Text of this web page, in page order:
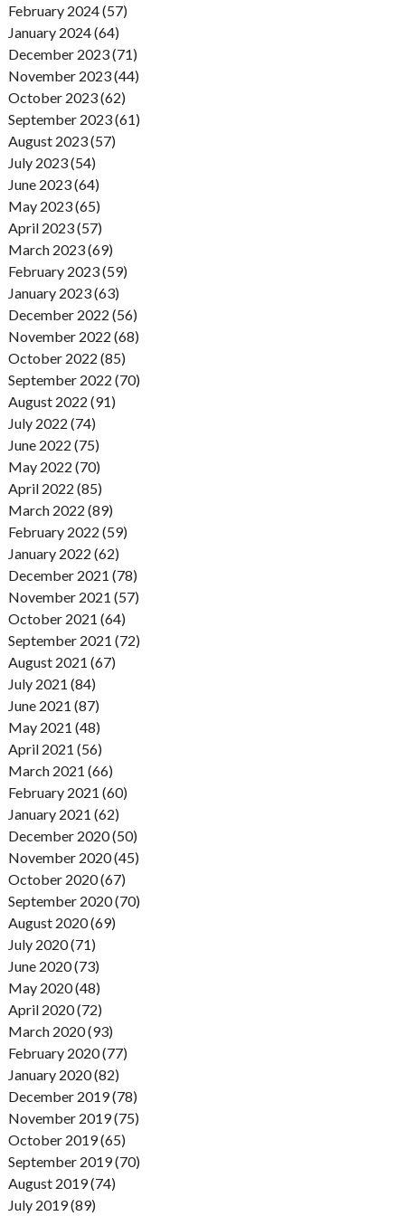
February 2024 (57)
January 2024 (64)
December 2023 (71)
November 2023 (44)
October 2023 (62)
September 2023 (61)
August 2023 (57)
July 2023 (54)
June 2023 (64)
May 2023 (65)
April 2023 (57)
March 2023 (69)
February 2023 (59)
January 2023 (63)
December 2022 (56)
November 2022 (68)
October 2022 (85)
September 2022 (70)
August 2022 (91)
July 2022 (74)
June 2022 (75)
May 2022 (70)
April 2022 (85)
March 2022 (89)
February 2022 (59)
January 2022 (62)
December 2021 (78)
November 2021 (57)
October 2021 (64)
September 2021 (72)
August 2021 (67)
July 2021 (84)
June 2021 (87)
May 2021 (48)
April 2021 (56)
March 2021 (66)
February 2021 (60)
January 2021 (62)
December 2020 (50)
November 2020 (45)
October 2020 (67)
September 2020 (70)
August 2020 (69)
July 2020 (71)
June 2020 (73)
May 2020 (48)
April 2020 (72)
March 2020 (93)
February 2020 (77)
January 2020 (82)
December 2019 (78)
November 2019 (75)
October 2019 (65)
September 2019 (70)
August 2019 (74)
July 2019 (89)